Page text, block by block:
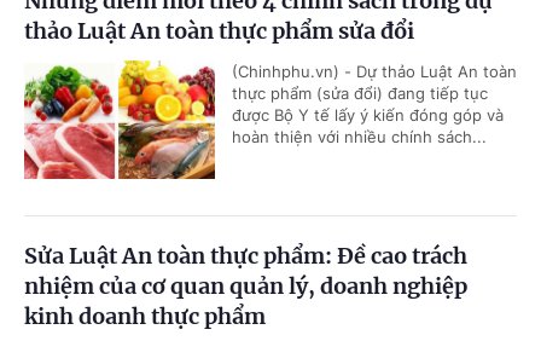
thảo Luật An toàn thực phẩm sửa đổi
(Chinhphu.vn) - Dự thảo Luật An toàn
thực phẩm (sửa đổi) đang tiếp tục
được Bộ Y tế lấy ý kiến đóng góp và
hoàn thiện với nhiều chính sách...
Sửa Luật An toàn thực phẩm: Đề cao trách
nhiệm của cơ quan quản lý, doanh nghiệp
kinh doanh thực phẩm